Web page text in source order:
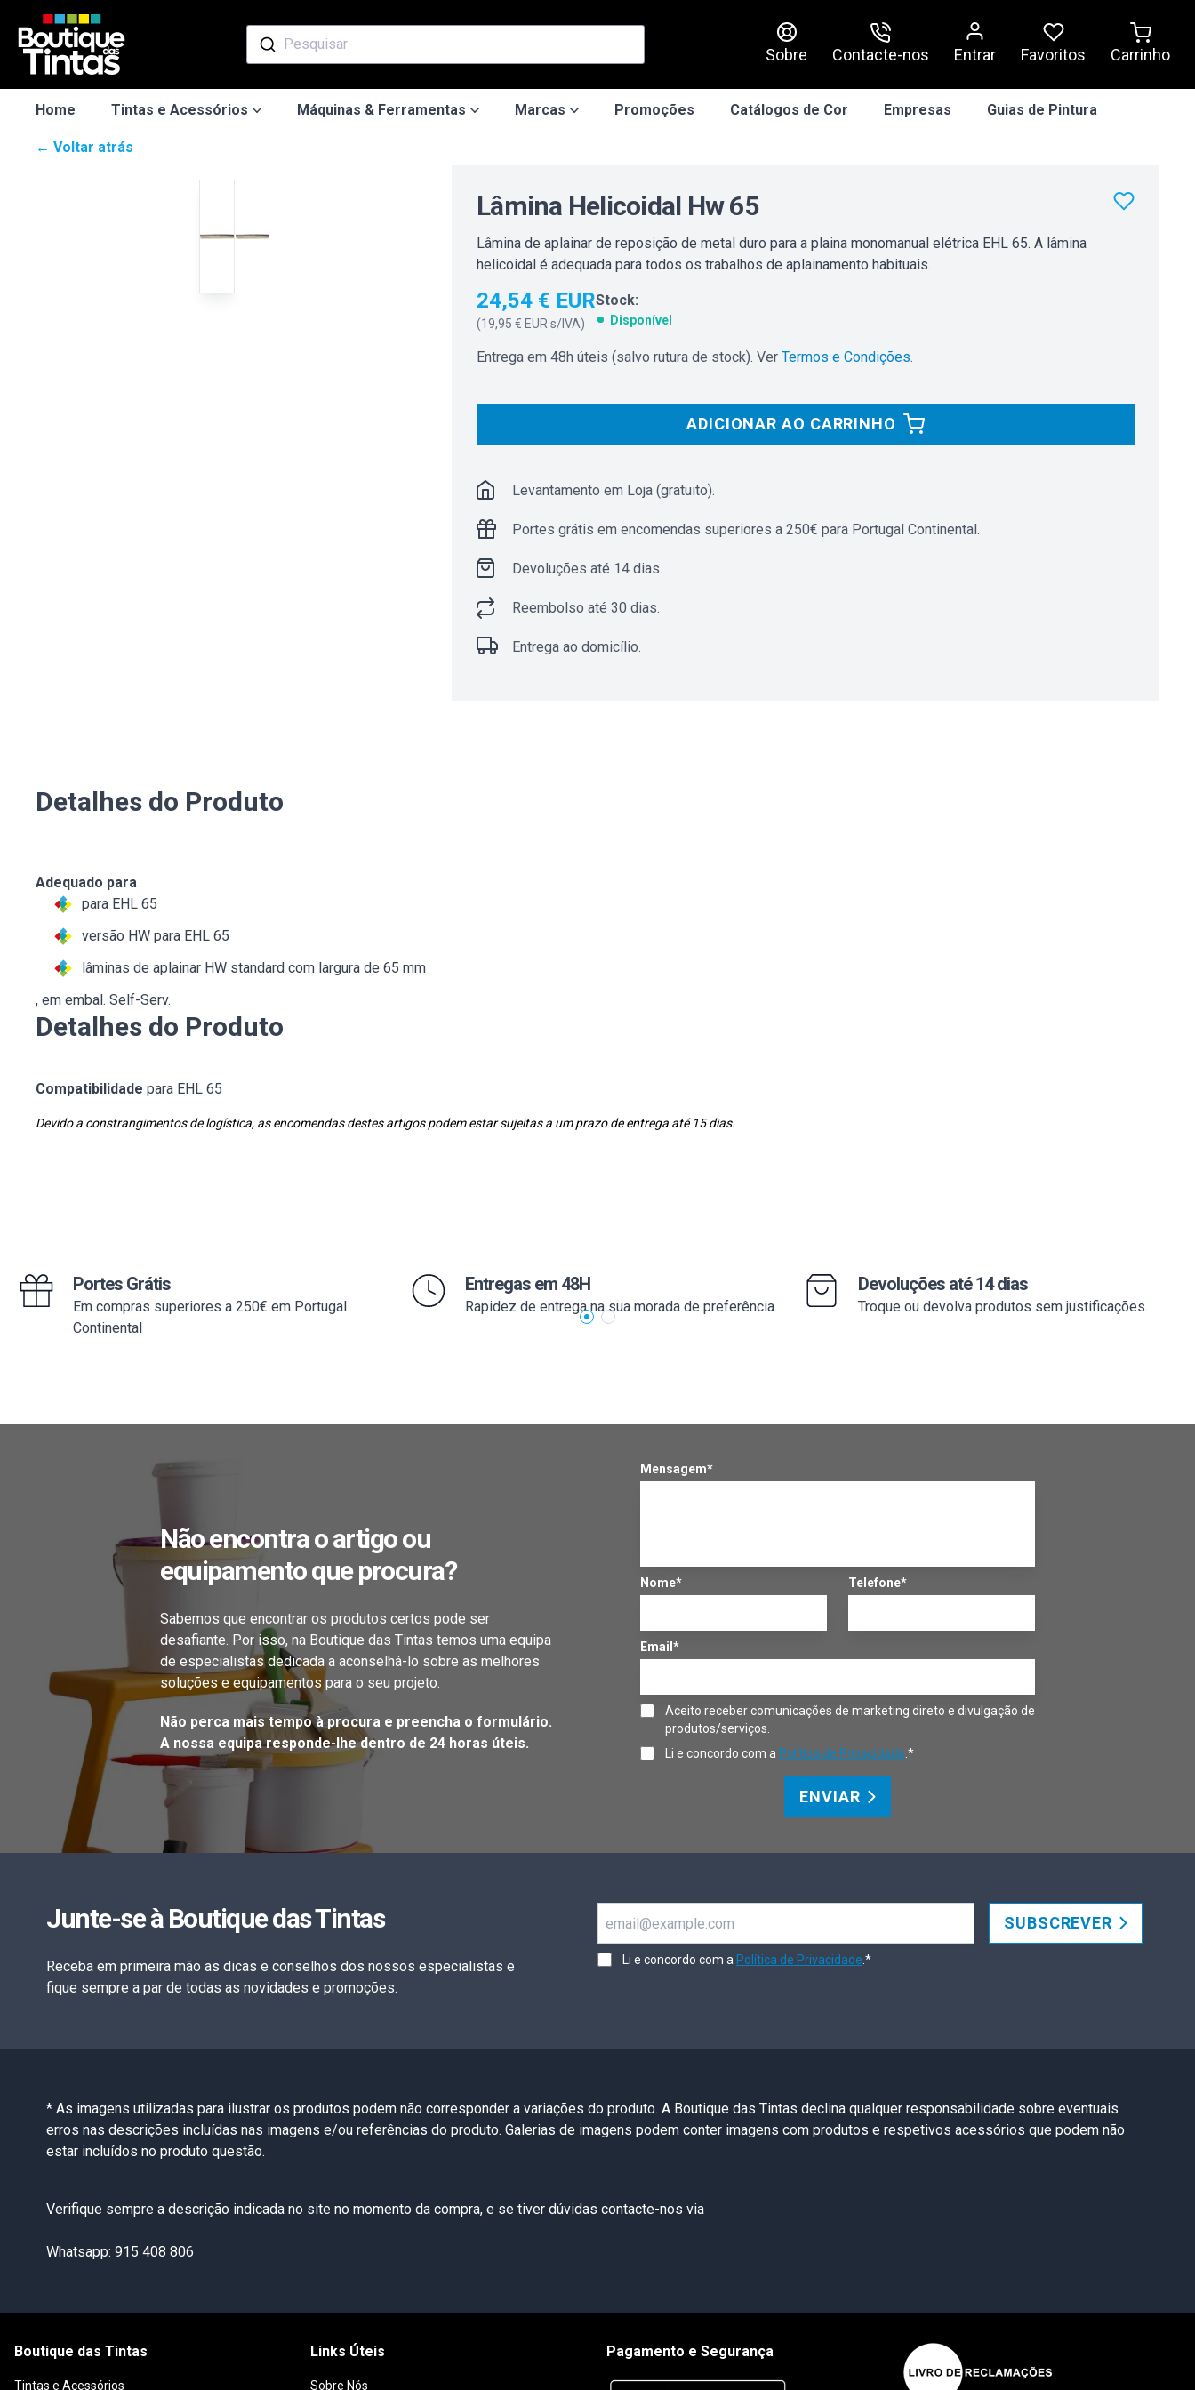
Pesquisar
Sobre Contacte-nos Entrar Favoritos Carrinho
Home Tintas e Acessórios Máquinas & Ferramentas Marcas Promoções Catálogos de Cor Empresas Guias de Pintura
← Voltar atrás
Lâmina Helicoidal Hw 65
Lâmina de aplainar de reposição de metal duro para a plaina monomanual elétrica EHL 65. A lâmina
helicoidal é adequada para todos os trabalhos de aplainamento habituais.
24,54 € EUR
(19,95 € EUR s/IVA)
Stock:
Disponível
Entrega em 48h úteis (salvo rutura de stock). Ver Termos e Condições.
ADICIONAR AO CARRINHO
Levantamento em Loja (gratuito).
Portes grátis em encomendas superiores a 250€ para Portugal Continental.
Devoluções até 14 dias.
Reembolso até 30 dias.
Entrega ao domicílio.
Detalhes do Produto
Adequado para
para EHL 65
versão HW para EHL 65
lâminas de aplainar HW standard com largura de 65 mm
, em embal. Self-Serv.
Detalhes do Produto
Compatibilidade para EHL 65
Devido a constrangimentos de logística, as encomendas destes artigos podem estar sujeitas a um prazo de entrega até 15 dias.
Portes Grátis
Em compras superiores a 250€ em Portugal
Continental
Entregas em 48H
Rapidez de entrega na sua morada de preferência.
Devoluções até 14 dias
Troque ou devolva produtos sem justificações.
Não encontra o artigo ou
equipamento que procura?
Sabemos que encontrar os produtos certos pode ser
desafiante. Por isso, na Boutique das Tintas temos uma equipa
de especialistas dedicada a aconselhá-lo sobre as melhores
soluções e equipamentos para o seu projeto.
Não perca mais tempo à procura e preencha o formulário.
A nossa equipa responde-lhe dentro de 24 horas úteis.
Mensagem*
Nome* Telefone*
Email*
Aceito receber comunicações de marketing direto e divulgação de
produtos/serviços.
Li e concordo com a Política de Privacidade .*
ENVIAR
Junte-se à Boutique das Tintas
Receba em primeira mão as dicas e conselhos dos nossos especialistas e
fique sempre a par de todas as novidades e promoções.
SUBSCREVER
Li e concordo com a Política de Privacidade .*
* As imagens utilizadas para ilustrar os produtos podem não corresponder a variações do produto. A Boutique das Tintas declina qualquer responsabilidade sobre eventuais
erros nas descrições incluídas nas imagens e/ou referências do produto. Galerias de imagens podem conter imagens com produtos e respetivos acessórios que podem não
estar incluídos no produto questão.
Verifique sempre a descrição indicada no site no momento da compra, e se tiver dúvidas contacte-nos via
Whatsapp: 915 408 806
Boutique das Tintas
Tintas e Acessórios
Links Úteis
Sobre Nós
Pagamento e Segurança